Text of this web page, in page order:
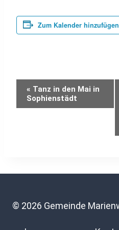
Zum Kalender hinzufügen
« Tanz in den Mai in
Sophienstädt
© 2026 Gemeinde